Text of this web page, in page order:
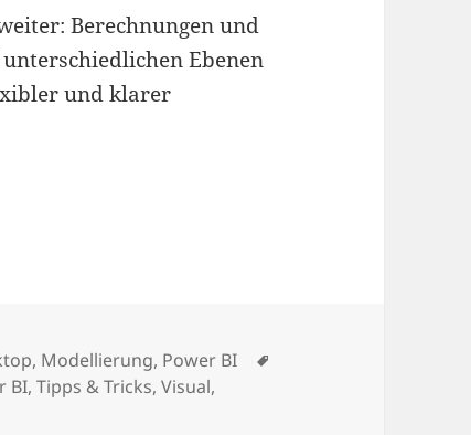
Berechnungen und
Ebenen
und klarer
Ebenen in Power BI – Visual
, Modellierung, Power BI
BI,Tipps & Tricks,Visual,
und Formatierungen auf allen Ebenen in